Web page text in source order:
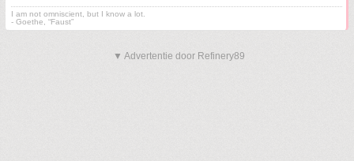
I am not omniscient, but I know a lot.
- Goethe, “Faust”
▼ Advertentie door Refinery89